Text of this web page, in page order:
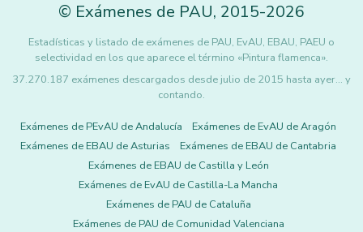
© Exámenes de PAU, 2015-2026
Estadísticas y listado de exámenes de PAU, EvAU, EBAU, PAEU o
selectividad en los que aparece el término «Pintura flamenca».
37.270.187 exámenes descargados desde julio de 2015 hasta ayer... y
contando.
Exámenes de PEvAU de Andalucía
Exámenes de EvAU de Aragón
Exámenes de EBAU de Asturias
Exámenes de EBAU de Cantabria
Exámenes de EBAU de Castilla y León
Exámenes de EvAU de Castilla-La Mancha
Exámenes de PAU de Cataluña
Exámenes de PAU de Comunidad Valenciana